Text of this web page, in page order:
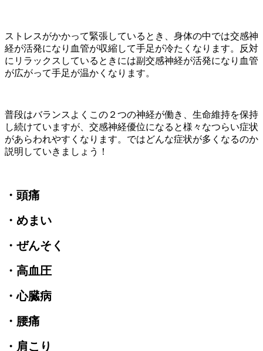
ストレスがかかって緊張しているとき、身体の中では交感神
経が活発になり血管が収縮して手足が冷たくなります。反対
にリラックスしているときには副交感神経が活発になり血管
が広がって手足が温かくなります。
普段はバランスよくこの２つの神経が働き、生命維持を保持
し続けていますが、交感神経優位になると様々なつらい症状
があらわれやすくなります。ではどんな症状が多くなるのか
説明していきましょう！
・頭痛
・めまい
・ぜんそく
・高血圧
・心臓病
・腰痛
・肩こり